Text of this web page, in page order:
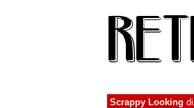
Scrappy Looking di